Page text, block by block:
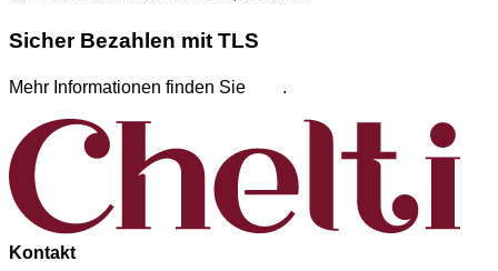
Sicher Bezahlen mit TLS
Mehr Informationen finden Sie .
Kontakt